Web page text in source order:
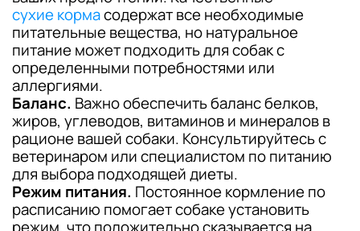
сухие кормасодержат все необходимые
питательные вещества, но натуральное
питание может подходить для собак с
определенными потребностями или
аллергиями.
Баланс. Важно обеспечить баланс белков,
жиров, углеводов, витаминов и минералов в
рационе вашей собаки. Консультируйтесь с
ветеринаром или специалистом по питанию
для выбора подходящей диеты.
Режим питания. Постоянное кормление по
расписанию помогает собаке установить